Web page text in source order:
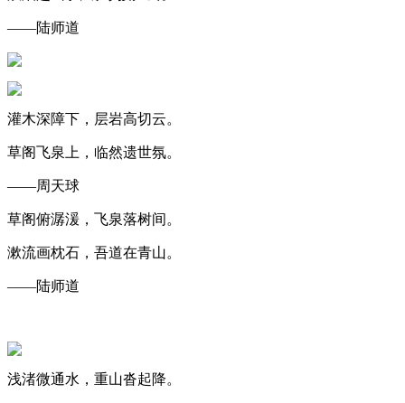
——陆师道
灌木深障下，层岩高切云。
草阁飞泉上，临然遗世氛。
——周天球
草阁俯潺湲，飞泉落树间。
漱流画枕石，吾道在青山。
——陆师道
浅渚微通水，重山沓起降。